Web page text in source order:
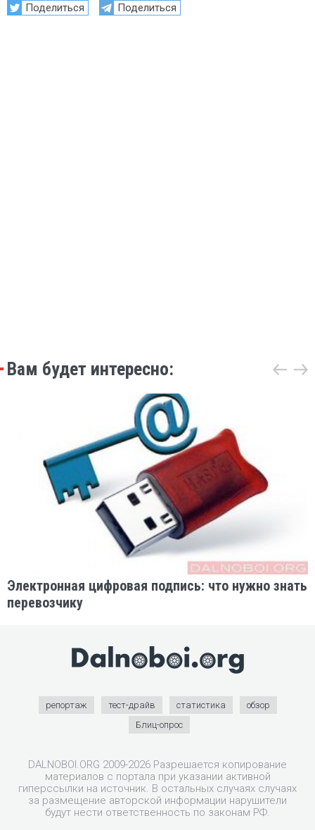
Поделиться
Поделиться
Вам будет интересно:
Электронная цифровая подпись: что нужно знать
перевозчику
репортаж тест-драйв статистика
обзор
Блиц-опрос
DALNOBOI.ORG 2009-2026 Разрешается копирование
материалов с портала при указании активной
гиперссылки на источник. В остальных случаях случаях
за размещение авторской информации нарушители
будут нести ответственность по законам РФ.